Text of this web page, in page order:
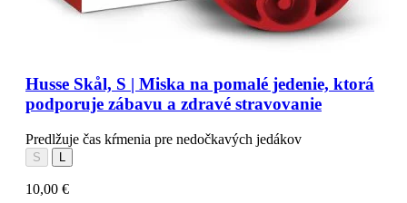
Husse Skål, S | Miska na pomalé jedenie, ktorá
podporuje zábavu a zdravé stravovanie
Predlžuje čas kŕmenia pre nedočkavých jedákov
S L
10,00 €